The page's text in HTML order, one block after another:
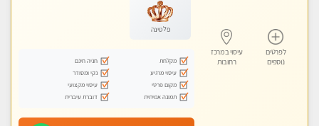
לפרטים
נוספים
עיסוי במרכז
רחובות
פלטינה
מקלחת
חניה חינם
עיסוי מרגיע
נקי ומסודר
מקום פרטי
עיסוי מקצועי
תמונה אמיתית
דוברת עיברית